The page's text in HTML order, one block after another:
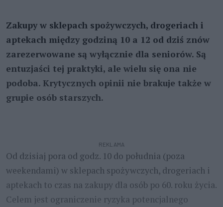
Zakupy w sklepach spożywczych, drogeriach i
aptekach między godziną 10 a 12 od dziś znów
zarezerwowane są wyłącznie dla seniorów. Są
entuzjaści tej praktyki, ale wielu się ona nie
podoba. Krytycznych opinii nie brakuje także w
grupie osób starszych.
REKLAMA
Od dzisiaj pora od godz. 10 do południa (poza
weekendami) w sklepach spożywczych, drogeriach i
aptekach to czas na zakupy dla osób po 60. roku życia.
Celem jest ograniczenie ryzyka potencjalnego